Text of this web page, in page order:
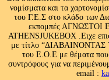
νομίσματα και τα
του Γ.Ε.Σ στο κλάδο των
εκπομπές ΑΓΝΩΣΤΟΙ
ATHENSJUKEBOX .Ειχε
με τίτλο
του Ε.Ο.Ε με θέματα που
συντρόφους για να
email :